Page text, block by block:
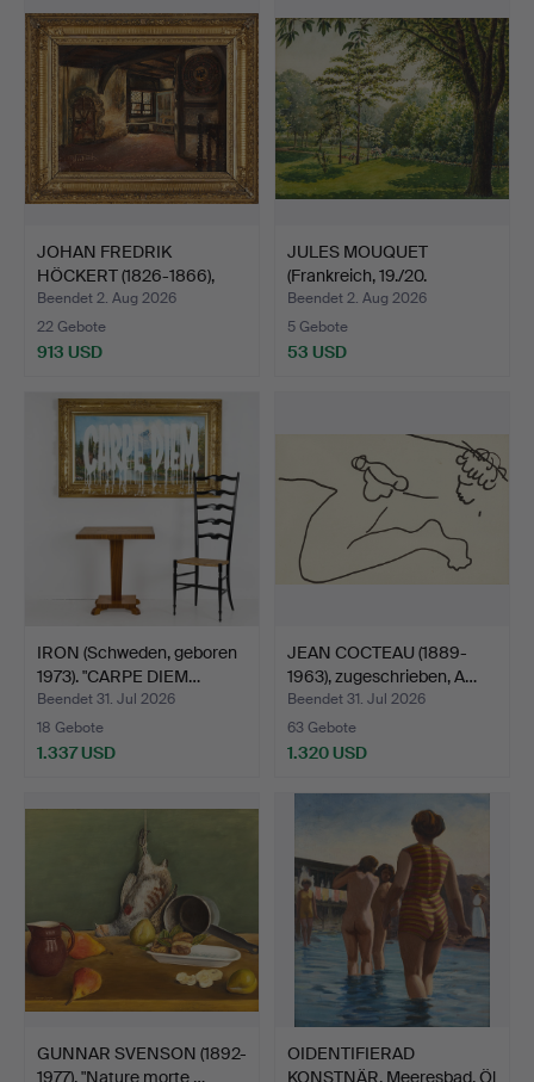
JOHAN FREDRIK
HÖCKERT (1826-1866),
"Interi…
Beendet 2. Aug 2026
22 Gebote
913 USD
JULES MOUQUET
(Frankreich, 19./20.
Jahrhun…
Beendet 2. Aug 2026
5 Gebote
53 USD
IRON (Schweden, geboren
1973). "CARPE DIEM…
Beendet 31. Jul 2026
18 Gebote
1.337 USD
JEAN COCTEAU (1889-
1963), zugeschrieben, A…
Beendet 31. Jul 2026
63 Gebote
1.320 USD
GUNNAR SVENSON (1892-
1977). "Nature morte …
OIDENTIFIERAD
KONSTNÄR. Meeresbad, Öl